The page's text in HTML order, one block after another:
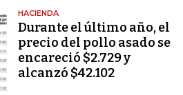
HACIENDA
Durante el último año, el
precio del pollo asado se
encareció $2.729 y
alcanzó $42.102